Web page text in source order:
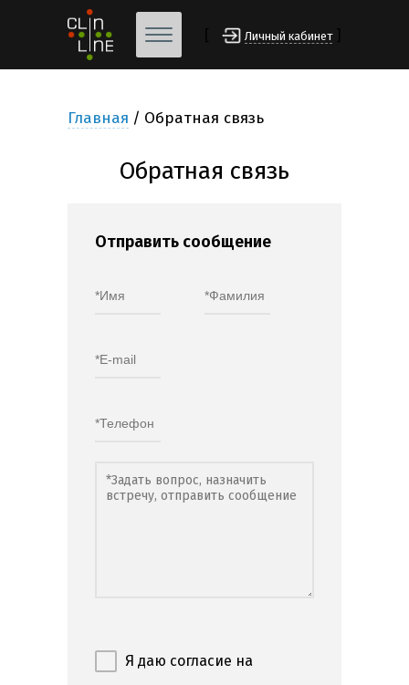
Личный кабинет
Главная Обратная связь
Обратная связь
Отправить сообщение
Я даю согласие на